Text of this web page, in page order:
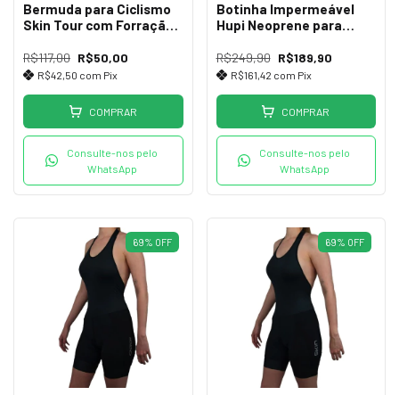
Bermuda para Ciclismo
Skin Tour com Forração
R$117,00 R$50,00
R$42,50 com Pix
COMPRAR
Consulte-nos pelo
WhatsApp
Botinha Impermeável
Hupi Neoprene para
R$249,90 R$189,90
R$161,42 com Pix
COMPRAR
Consulte-nos pelo
WhatsApp
69% OFF 69% OFF